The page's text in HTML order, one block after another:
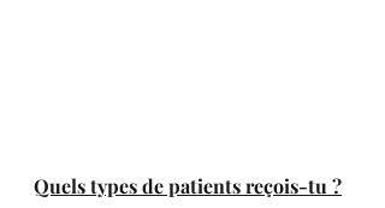
Quels types de patients reçois-tu ?